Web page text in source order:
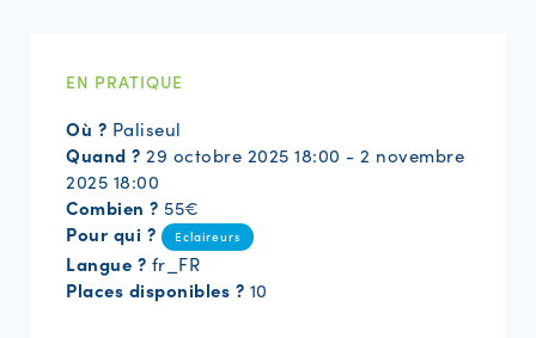
EN PRATIQUE
Où ? Paliseul
Quand ? 29 octobre 2025 18:00 - 2 novembre
2025 18:00
Combien ? 55€
Pour qui ? Eclaireurs
Langue ? fr_FR
Places disponibles ? 10